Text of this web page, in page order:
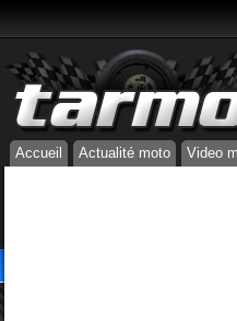
Accueil Actualité moto Video